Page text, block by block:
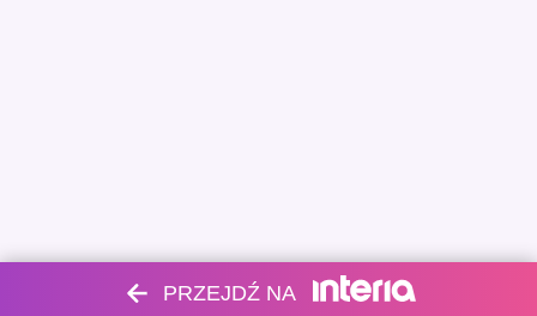
PRZEJDŹ NA